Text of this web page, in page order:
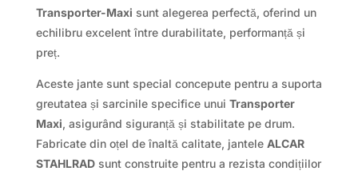
Transporter-Maxi sunt alegerea perfectă, oferind un
echilibru excelent între durabilitate, performanță și
preț.
Aceste jante sunt special concepute pentru a suporta
greutatea și sarcinile specifice unui Transporter
Maxi, asigurând siguranță și stabilitate pe drum.
Fabricate din oțel de înaltă calitate, jantele ALCAR
STAHLRADsunt construite pentru a rezista condițiilor